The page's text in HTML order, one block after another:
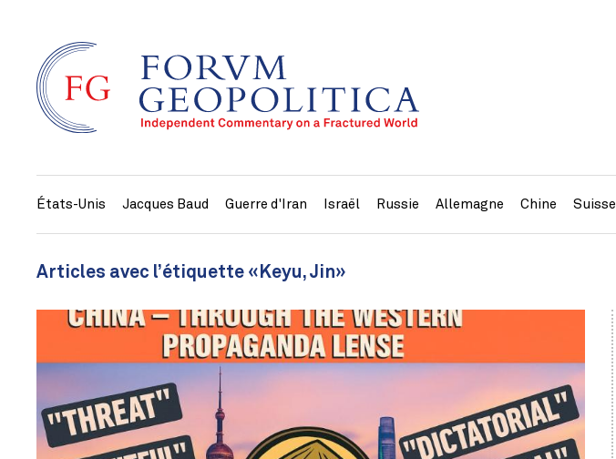
États-Unis Jacques Baud Guerre d'Iran Israël Russie Allemagne Chine Suisse
Articles avec l’étiquette «Keyu, Jin»